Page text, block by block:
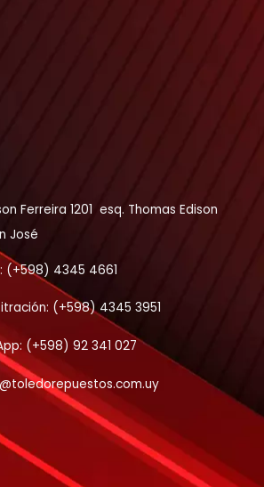
Ferreira 1201 esq. Thomas Edison
José
(+598) 4345 4661
(+598) 4345 3951
(+598) 92 341 027